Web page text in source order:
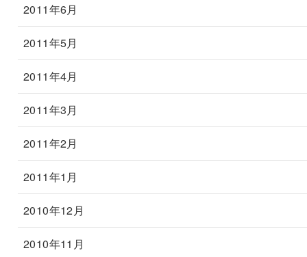
2011年6月
2011年5月
2011年4月
2011年3月
2011年2月
2011年1月
2010年12月
2010年11月